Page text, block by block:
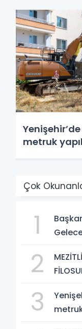
metruk
Çok
1
2
3